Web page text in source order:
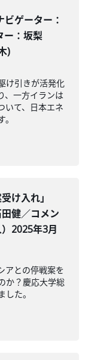
ビゲーター：
ー：坂梨
)
け引きが活発化
、一方イランは
いて、日本エネ
け入れ」
田健／コメン
2025年3月
アとの停戦案を
か？慶応大学総
た。